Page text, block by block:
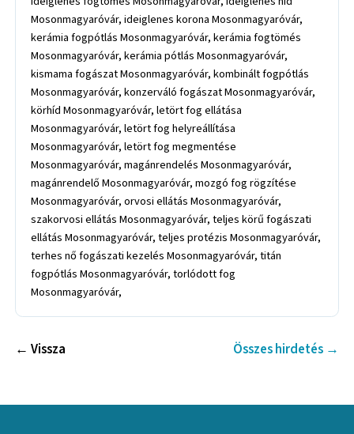
Mosonmagyaróvár, ideiglenes korona Mosonmagyaróvár,
kerámia fogpótlás Mosonmagyaróvár, kerámia fogtömés
Mosonmagyaróvár, kerámia pótlás Mosonmagyaróvár,
kismama fogászat Mosonmagyaróvár, kombinált fogpótlás
Mosonmagyaróvár, konzerváló fogászat Mosonmagyaróvár,
körhíd Mosonmagyaróvár, letört fog ellátása
Mosonmagyaróvár, letört fog helyreállítása
Mosonmagyaróvár, letört fog megmentése
Mosonmagyaróvár, magánrendelés Mosonmagyaróvár,
magánrendelő Mosonmagyaróvár, mozgó fog rögzítése
Mosonmagyaróvár, orvosi ellátás Mosonmagyaróvár,
szakorvosi ellátás Mosonmagyaróvár, teljes körű fogászati
ellátás Mosonmagyaróvár, teljes protézis Mosonmagyaróvár,
terhes nő fogászati kezelés Mosonmagyaróvár, titán
fogpótlás Mosonmagyaróvár, torlódott fog
Mosonmagyaróvár,
← Vissza Összes hirdetés →